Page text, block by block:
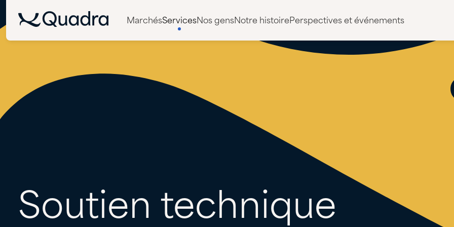
MarchésServicesNos gensNotre histoirePerspectives et événements
Soutien technique